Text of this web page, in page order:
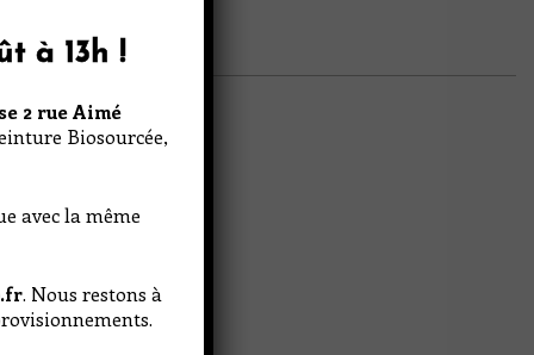
à 13h !
2 rue Aimé
Biosourcée,
avec la même
. Nous restons à